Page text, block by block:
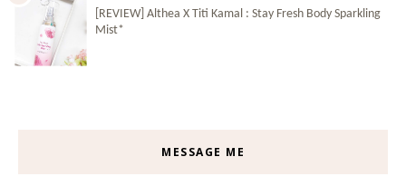
[REVIEW] Althea X Titi Kamal : Stay Fresh Body Sparkling
Mist*
MESSAGE ME